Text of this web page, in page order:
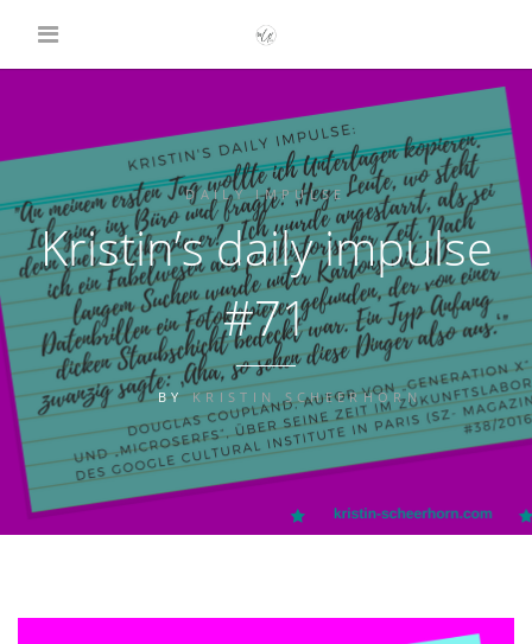
DAILY IMPULSE
Kristin’s daily impulse
#71
BYKRISTIN SCHEERHORN